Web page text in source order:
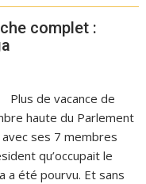
complet :
Plus de vacance de
haute du Parlement
ses 7 membres
qu’occupait le
a été pourvu. Et sans